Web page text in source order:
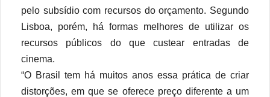
pelo subsídio com recursos do orçamento. Segundo
Lisboa, porém, há formas melhores de utilizar os
recursos públicos do que custear entradas de
cinema.
“O Brasil tem há muitos anos essa prática de criar
distorções, em que se oferece preço diferente a um